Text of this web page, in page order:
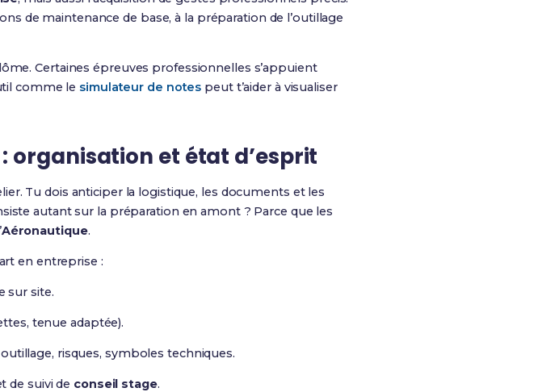
de maintenance de base, à la préparation de l’outillage
Certaines épreuves professionnelles s’appuient
comme le simulateur de notes peut t’aider à visualiser
organisation et état d’esprit
Tu dois anticiper la logistique, les documents et les
autant sur la préparation en amont ? Parce que les
Aéronautique.
en entreprise :
sur site.
tenue adaptée).
outillage, risques, symboles techniques.
de suivi de conseil stage.